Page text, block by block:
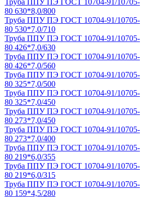
Труба ППУ ПЭ ГОСТ 10704-91/10705-
80 630*8,0/800
Труба ППУ ПЭ ГОСТ 10704-91/10705-
80 530*7,0/710
Труба ППУ ПЭ ГОСТ 10704-91/10705-
80 426*7,0/630
Труба ППУ ПЭ ГОСТ 10704-91/10705-
80 426*7,0/560
Труба ППУ ПЭ ГОСТ 10704-91/10705-
80 325*7,0/500
Труба ППУ ПЭ ГОСТ 10704-91/10705-
80 325*7,0/450
Труба ППУ ПЭ ГОСТ 10704-91/10705-
80 273*7,0/450
Труба ППУ ПЭ ГОСТ 10704-91/10705-
80 273*7,0/400
Труба ППУ ПЭ ГОСТ 10704-91/10705-
80 219*6,0/355
Труба ППУ ПЭ ГОСТ 10704-91/10705-
80 219*6,0/315
Труба ППУ ПЭ ГОСТ 10704-91/10705-
80 159*4,5/280